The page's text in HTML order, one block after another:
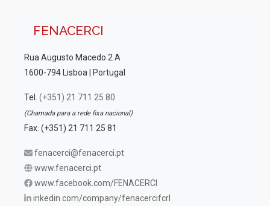
FENACERCI
Rua Augusto Macedo 2 A
1600-794 Lisboa | Portugal
Tel. (+351) 21 711 25 80
(Chamada para a rede fixa nacional)
Fax. (+351) 21 711 25 81
fenacerci@fenacerci.pt
www.fenacerci.pt
www.facebook.com/FENACERCI
inkedin.com/company/fenacercifcrl